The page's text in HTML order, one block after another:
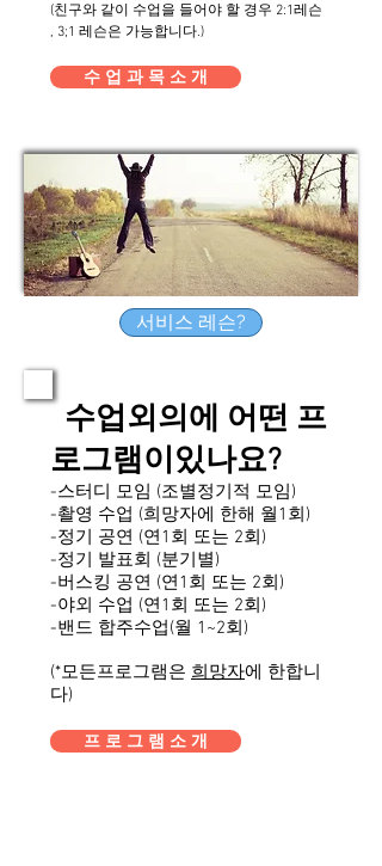
(친구와 같이 수업을 들어야 할 경우 2:1레슨
, 3;1 레슨은 가능합니다.)
수 업 과 목 소 개
서비스 레슨?
수업외의에 어떤 프
로그램이있나요?
-스터디 모임 (조별정기적 모임)
-촬영 수업 (희망자에 한해 월1회)
-정기 공연 (연1회 또는 2회)
​-정기 발표회 (분기별)
-버스킹 공연 (연1회 또는 2회)
-야외 수업 (연1회 또는 2회)
-밴드 합주수업(월 1~2회)
(*모든프로그램은 희망자에 한합니
다)
프 로 그 램 소 개